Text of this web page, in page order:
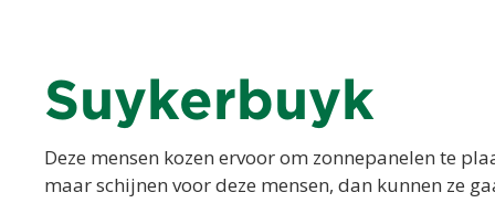
Suykerbuyk
Deze mensen kozen ervoor om zonnepanelen te
maar schijnen voor deze mensen, dan kunnen ze